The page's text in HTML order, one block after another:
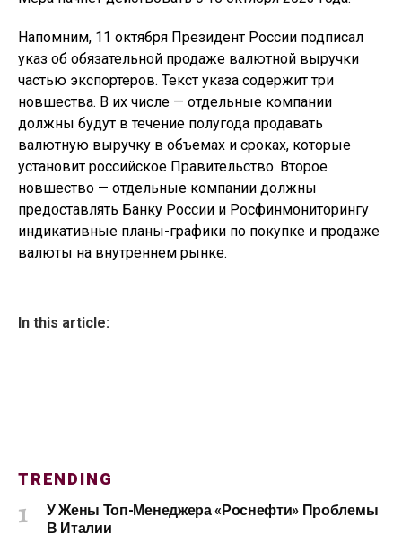
Напомним, 11 октября Президент России подписал
указ об обязательной продаже валютной выручки
частью экспортеров. Текст указа содержит три
новшества. В их числе — отдельные компании
должны будут в течение полугода продавать
валютную выручку в объемах и сроках, которые
установит российское Правительство. Второе
новшество — отдельные компании должны
предоставлять Банку России и Росфинмониторингу
индикативные планы-графики по покупке и продаже
валюты на внутреннем рынке.
In this article:
TRENDING
У Жены Топ-Менеджера «Роснефти» Проблемы
В Италии